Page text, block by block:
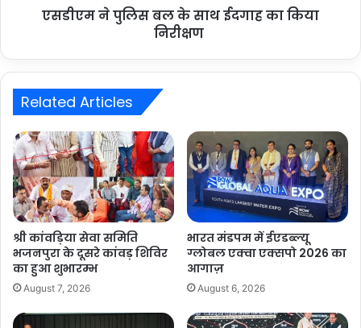
एसडीएम ने पुलिस बल के साथ ईदगाह का किया
निरीक्षण
Related Articles
श्री कांवड़िया सेवा समिति
भजनपुरा के दूसरे कांवड़ शिविर
का हुआ शुभारम्भ
August 7, 2026
भारत मंडपम में ईएडब्ल्यू
ग्लोबल एक्वा एक्सपो 2026 का
आगाज़
August 6, 2026